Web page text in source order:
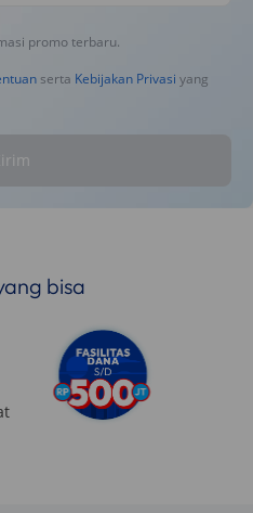
promo terbaru.
serta Kebijakan Privasi yang
bisa